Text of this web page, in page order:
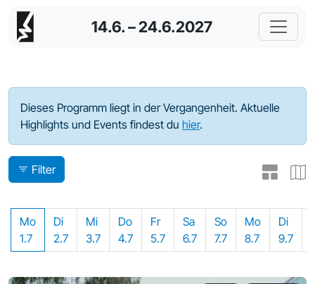
14.6. – 24.6.2027
Programm - 2024
Dieses Programm liegt in der Vergangenheit. Aktuelle
Highlights und Events findest du hier.
Filter
Mo
1.7
Di
2.7
Mi
3.7
Do
4.7
Fr
5.7
Sa
6.7
So
7.7
Mo
8.7
Di
9.7